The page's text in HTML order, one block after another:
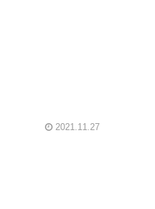
2021.11.27